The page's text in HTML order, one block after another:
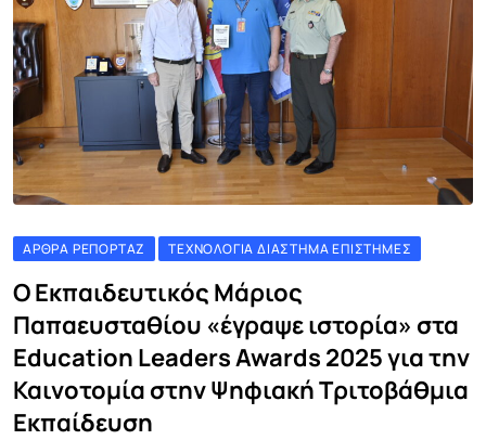
ΆΡΘΡΑ ΡΕΠΟΡΤΆΖ ΤΕΧΝΟΛΟΓΊΑ ΔΙΆΣΤΗΜΑ ΕΠΙΣΤΉΜΕΣ
Ο Εκπαιδευτικός Μάριος
Παπαευσταθίου «έγραψε ιστορία» στα
Education Leaders Awards 2025 για την
Καινοτομία στην Ψηφιακή Τριτοβάθμια
Εκπαίδευση